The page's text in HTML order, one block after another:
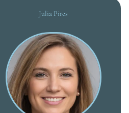
Julia Pires